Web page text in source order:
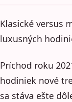
Klasické versus
luxusných
Príchod roku
hodiniek nové
sa stáva ešte